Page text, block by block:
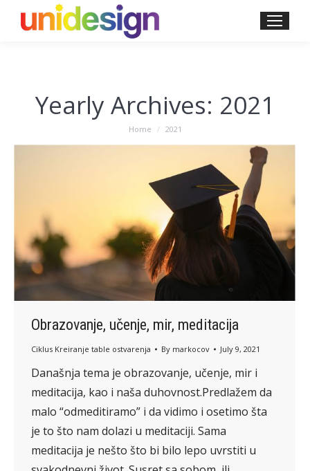
Yearly Archives: 2021
You are here:
Home 2021
Obrazovanje, učenje, mir, meditacija
Ciklus Kreiranje table ostvarenja By markocov July 9, 2021
Današnja tema je obrazovanje, učenje, mir i
meditacija, kao i naša duhovnost.Predlažem da
malo “odmeditiramo” i da vidimo i osetimo šta
je to što nam dolazi u meditaciji. Sama
meditacija je nešto što bi bilo lepo uvrstiti u